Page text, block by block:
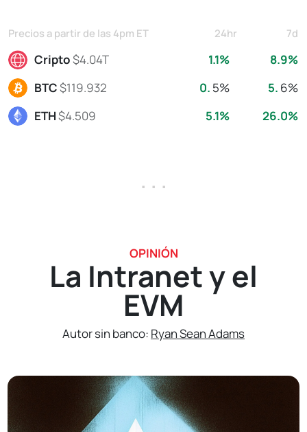
Precios a partir de las 4pm ET 24hr 7d
Cripto$4.04T 1.1%
8.9%
BTC$119.932 0. 5% 5. 6%
ETH$4.509 5.1% 26.0%
. . .
OPINIÓN
La Intranet y el
EVM
Autor sin banco: Ryan Sean Adams